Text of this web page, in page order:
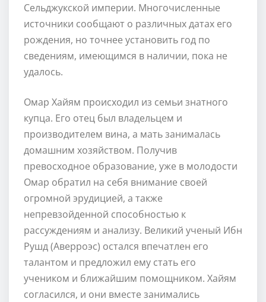
Сельджукской империи. Многочисленные
источники сообщают о различных датах его
рождения, но точнее установить год по
сведениям, имеющимся в наличии, пока не
удалось.
Омар Хайям происходил из семьи знатного
купца. Его отец был владельцем и
производителем вина, а мать занималась
домашним хозяйством. Получив
превосходное образование, уже в молодости
Омар обратил на себя внимание своей
огромной эрудицией, а также
непревзойденной способностью к
рассуждениям и анализу. Великий ученый Ибн
Рушд (Аверроэс) остался впечатлен его
талантом и предложил ему стать его
учеником и ближайшим помощником. Хайям
согласился, и они вместе занимались